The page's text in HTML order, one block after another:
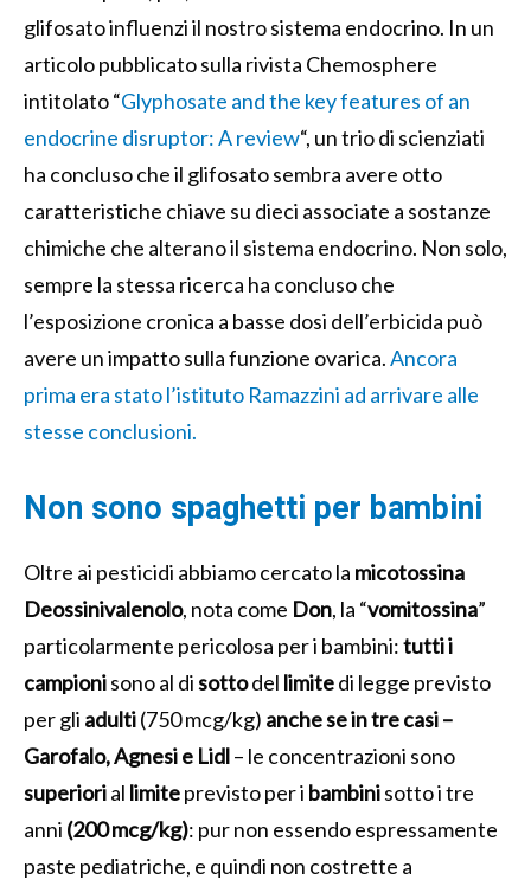
glifosato influenzi il nostro sistema endocrino. In un
articolo pubblicato sulla rivista Chemosphere
intitolato “Glyphosate and the key features of an
endocrine disruptor: A review“, un trio di scienziati
ha concluso che il glifosato sembra avere otto
caratteristiche chiave su dieci associate a sostanze
chimiche che alterano il sistema endocrino. Non solo,
sempre la stessa ricerca ha concluso che
l’esposizione cronica a basse dosi dell’erbicida può
avere un impatto sulla funzione ovarica.Ancora
prima era stato l’istituto Ramazzini ad arrivare alle
stesse conclusioni.
Non sono spaghetti per bambini
Oltre ai pesticidi abbiamo cercato la micotossina
Deossinivalenolo, nota come Don, la “vomitossina”
particolarmente pericolosa per i bambini:tutti i
campionisono al disottodel limitedi legge previsto
per gli adulti(750 mcg/kg) anche se in tre casi –
Garofalo, Agnesi e Lidl– le concentrazioni sono
superiorial limiteprevisto per i bambinisotto i tre
anni (200 mcg/kg): pur non essendo espressamente
paste pediatriche, e quindi non costrette a